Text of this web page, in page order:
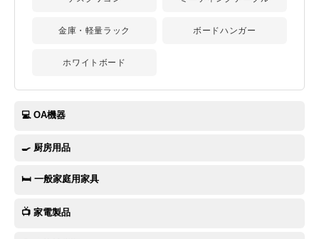
金庫・軽量ラック ボードハンガー
ホワイトボード
💻 OA機器
🍳 厨房用品
🛏 一般家庭用家具
📺 家電製品